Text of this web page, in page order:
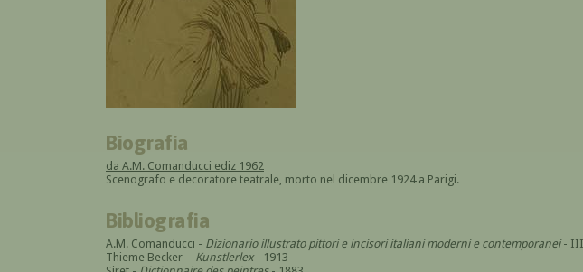
Biografia
da A.M. Comanducci ediz 1962
Scenografo e decoratore teatrale, morto nel dicembre 1924 a Parigi.
Bibliografia
A.M. Comanducci - Dizionario illustrato pittori e incisori italiani moderni e contemporanei- III
Thieme Becker - Kunstlerlex- 1913